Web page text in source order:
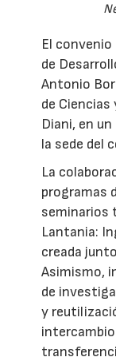
El
de
Antonio
de Ciencias
Diani, en
la sede del
La
programas
seminarios
Lantania:
creada
Asimismo,
de
y